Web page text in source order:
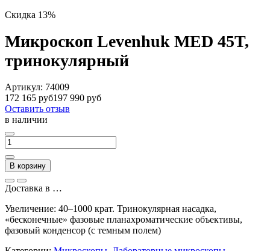
Скидка 13%
Микроскоп Levenhuk MED 45T,
тринокулярный
Артикул: 74009
172 165 руб197 990 руб
Оставить отзыв
в наличии
В корзину
Доставка в …
Увеличение: 40–1000 крат. Тринокулярная насадка,
«бесконечные» фазовые планахроматические объективы,
фазовый конденсор (с темным полем)